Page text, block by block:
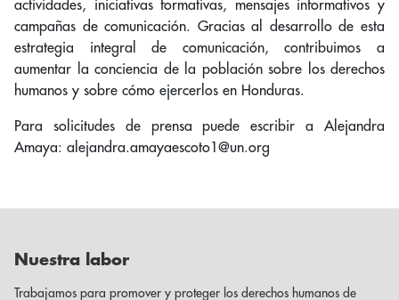
actividades, iniciativas formativas, mensajes informativos y
campañas de comunicación. Gracias al desarrollo de esta
estrategia integral de comunicación, contribuimos a
aumentar la conciencia de la población sobre los derechos
humanos y sobre cómo ejercerlos en Honduras.
Para solicitudes de prensa puede escribir a Alejandra
Amaya: alejandra.amayaescoto1@un.org
Nuestra labor
Trabajamos para promover y proteger los derechos humanos de